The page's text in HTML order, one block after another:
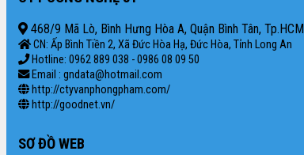
468/9 Mã Lò, Bình Hưng Hòa A, Quận Bình Tân, Tp.HCM
CN: Ấp Bình Tiền 2, Xã Đức Hòa Hạ, Đức Hòa, Tỉnh Long An
Hotline: 0962 889 038 - 0986 08 09 50
Email : gndata@hotmail.com
http://ctyvanphongpham.com/
http://goodnet.vn/
SƠ ĐỒ WEB